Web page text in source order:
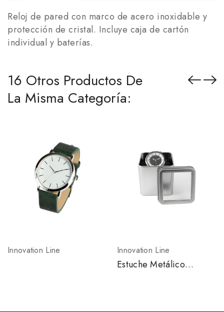
Reloj de pared con marco de acero inoxidable y
protección de cristal. Incluye caja de cartón
individual y baterías.
16 Otros Productos De
La Misma Categoría:
Innovation Line Innovation Line
Estuche Metálico